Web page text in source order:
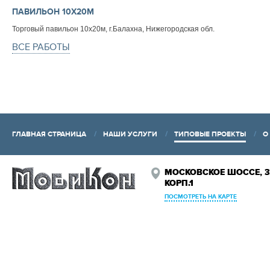
ПАВИЛЬОН 10Х20М
Торговый павильон 10х20м, г.Балахна, Нижегородская обл.
ВСЕ РАБОТЫ
ГЛАВНАЯ СТРАНИЦА НАШИ УСЛУГИ ТИПОВЫЕ ПРОЕКТЫ О
МОСКОВСКОЕ ШОССЕ,
КОРП.1
ПОСМОТРЕТЬ НА КАРТЕ